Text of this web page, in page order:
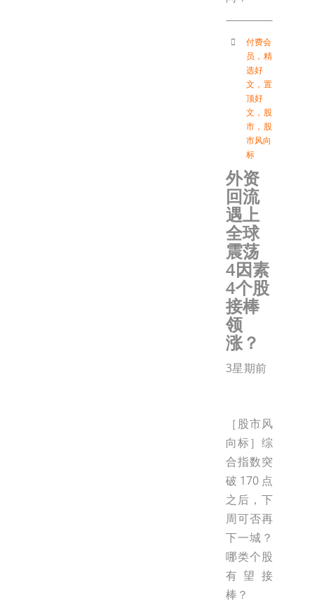
付费会
员 ， 精
选好
文 ， 置
顶好
文 ， 股
市 ， 股
市风向
标
外资
回流
遇上
全球
震荡
4因素
4个股
接棒
领
涨？
3星期前
［股市风
向标］综
合指数突
破170点
之后，下
周可否再
下一城？
哪类个股
有望接
棒？